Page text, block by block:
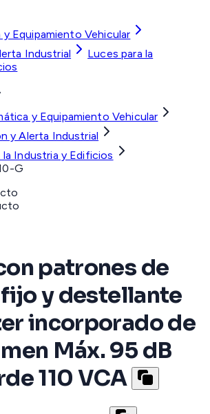
y Equipamiento Vehicular
Industrial
Luces para la
y Equipamiento Vehicular
y Alerta Industrial
la Industria y Edificios
G
patrones de
y destellante
incorporado de
Máx. 95 dB
110 VCA